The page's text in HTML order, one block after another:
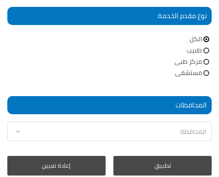
نوع مقدم الخدمة
الكل
طبيب
مركز طبى
مستشفى
المحافظات
إعادة تعيين تطبيق